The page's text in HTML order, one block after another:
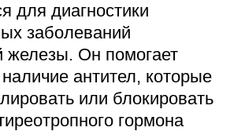
73-31
для диагностики
заболеваний
железы. Он помогает
антител, которые
или блокировать
гормона